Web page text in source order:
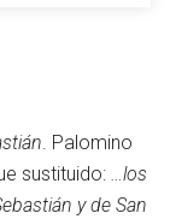
. Palomino
sustituido: …los
y de San